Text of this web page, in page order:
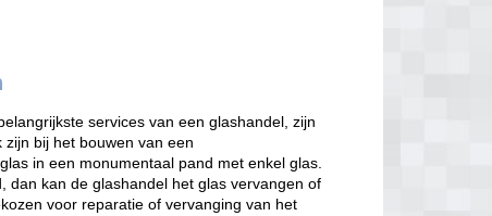
services van een glashandel, zijn
bij het bouwen van een
in een monumentaal pand met enkel glas.
dan kan de glashandel het glas vervangen of
voor reparatie of vervanging van het